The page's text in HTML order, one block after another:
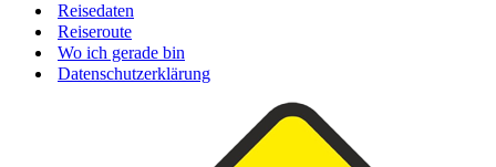
Reisedaten
Reiseroute
Wo ich gerade bin
Datenschutzerklärung